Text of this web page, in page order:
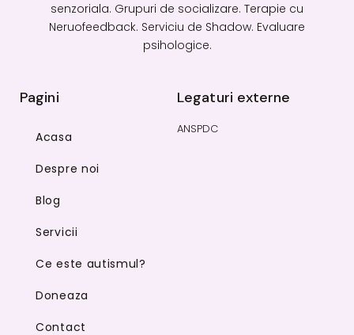
senzoriala. Grupuri de socializare. Terapie cu
Neruofeedback. Serviciu de Shadow. Evaluare
psihologice.
Pagini
Acasa
Despre noi
Blog
Servicii
Ce este autismul?
Doneaza
Contact
Legaturi externe
ANSPDC